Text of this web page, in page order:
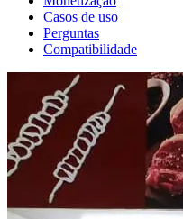
Casos de uso
Perguntas
Compatibilidade